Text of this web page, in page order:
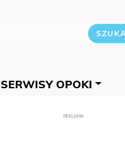
SERWISY OPOKI
REKLAMA